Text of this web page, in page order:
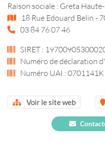
Raison sociale : Greta
18 Rue Edouard Belin -
03 84 76 07 46
SIRET :
Numéro de déclaration
Numéro UAI : 0701141K
Voir le site web